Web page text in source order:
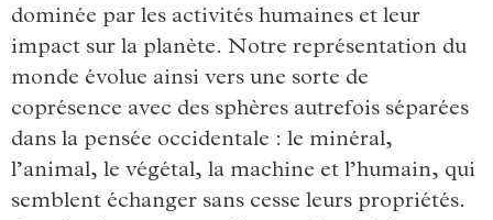
dominée par les activités humaines et leur
impact sur la planète. Notre représentation du
monde évolue ainsi vers une sorte de
coprésence avec des sphères autrefois séparées
dans la pensée occidentale : le minéral,
l’animal, le végétal, la machine et l’humain, qui
semblent échanger sans cesse leurs propriétés.